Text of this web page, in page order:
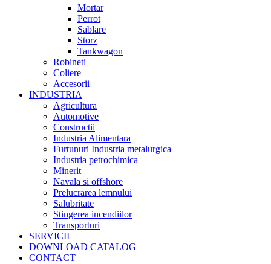
Mortar
Perrot
Sablare
Storz
Tankwagon
Robineti
Coliere
Accesorii
INDUSTRIA
Agricultura
Automotive
Constructii
Industria Alimentara
Furtunuri Industria metalurgica
Industria petrochimica
Minerit
Navala si offshore
Prelucrarea lemnului
Salubritate
Stingerea incendiilor
Transporturi
SERVICII
DOWNLOAD CATALOG
CONTACT